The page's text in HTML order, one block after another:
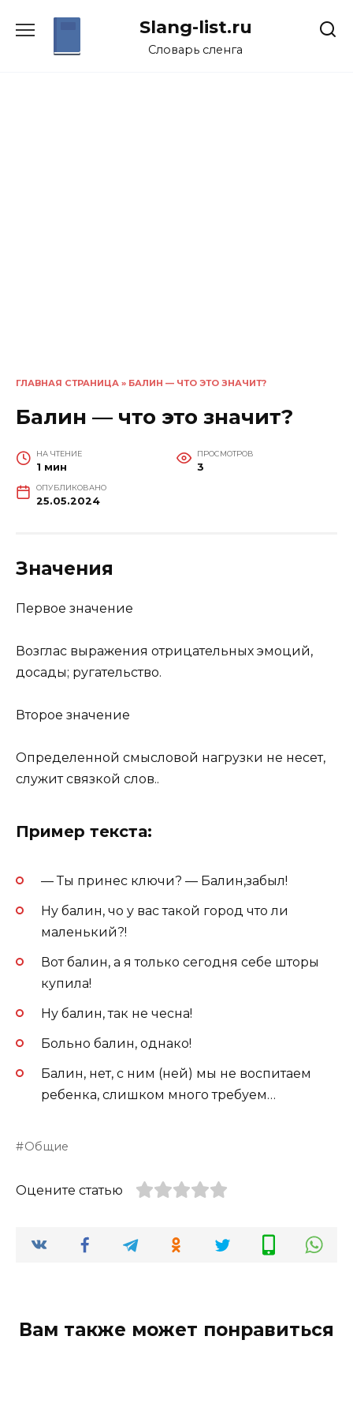
Slang-list.ru
Словарь сленга
ГЛАВНАЯ СТРАНИЦА » БАЛИН — ЧТО ЭТО ЗНАЧИТ?
Балин — что это значит?
НА ЧТЕНИЕ
1 мин
ПРОСМОТРОВ
3
ОПУБЛИКОВАНО
25.05.2024
Значения
Первое значение
Возглас выражения отрицательных эмоций,
досады; ругательство.
Второе значение
Определенной смысловой нагрузки не несет,
служит связкой слов..
Пример текста:
— Ты принес ключи? — Балин,забыл!
Ну балин, чо у вас такой город что ли
маленький?!
Вот балин, а я только сегодня себе шторы
купила!
Ну балин, так не чесна!
Больно балин, однако!
Балин, нет, с ним (ней) мы не воспитаем
ребенка, слишком много требуем…
Общие
Оцените статью
Вам также может понравиться